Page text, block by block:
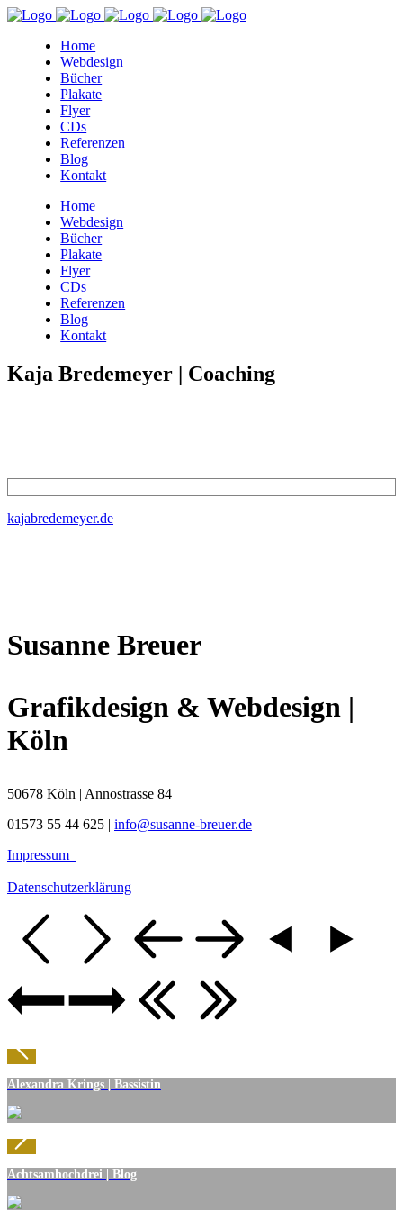
Home
Webdesign
Bücher
Plakate
Flyer
CDs
Referenzen
Blog
Kontakt
Home
Webdesign
Bücher
Plakate
Flyer
CDs
Referenzen
Blog
Kontakt
Kaja Bredemeyer | Coaching
kajabredemeyer.de
Susanne Breuer
Grafikdesign & Webdesign |
Köln
50678 Köln | Annostrasse 84
01573 55 44 625 | info@susanne-breuer.de
Impressum
Datenschutzerklärung
Alexandra Krings | Bassistin
Achtsamhochdrei | Blog